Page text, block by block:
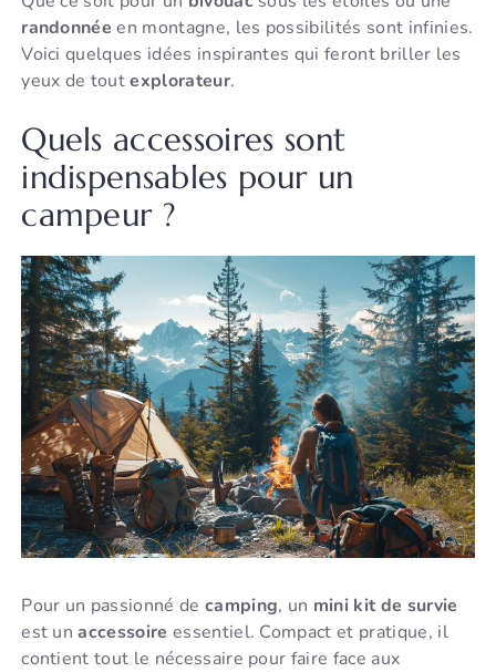
randonnée en montagne, les possibilités sont infinies.
Voici quelques idées inspirantes qui feront briller les
yeux de toutexplorateur.
Quels accessoires sont
indispensables pour un
campeur ?
Pour un passionné de camping, un mini kit de survie
est unaccessoire essentiel. Compact et pratique, il
contient tout le nécessaire pour faire face aux